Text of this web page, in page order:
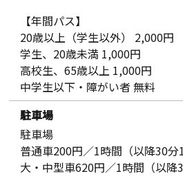
【年間パス】
20歳以上（学生以外） 2,000円
学生、20歳未満 1,000円
高校生、65歳以上 1,000円
中学生以下・障がい者 無料
駐車場
駐車場
普通車200円／1時間（以降30分
大・中型車620円／1時間（以降